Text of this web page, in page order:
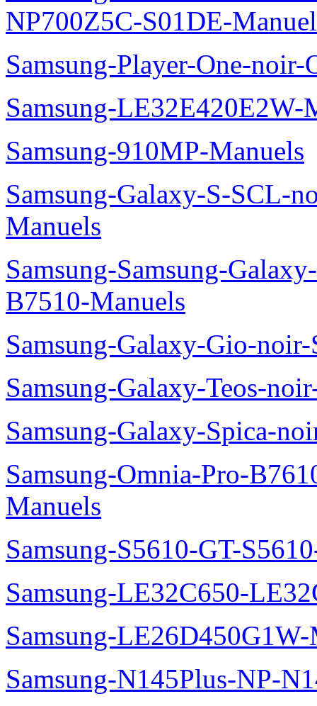
NP700Z5C-S01DE-
Samsung-Player-One-
Samsung-LE32E420E2W-
Samsung-910MP-Manuels
Samsung-Galaxy-S-SCL-
Manuels
Samsung-Samsung-
B7510-Manuels
Samsung-Galaxy-Gio-
Samsung-Galaxy-Teos-
Samsung-Galaxy-Spica-
Samsung-Omnia-Pro-
Manuels
Samsung-S5610-GT-
Samsung-LE32C650-
Samsung-LE26D450G1W-
Samsung-N145Plus-NP-